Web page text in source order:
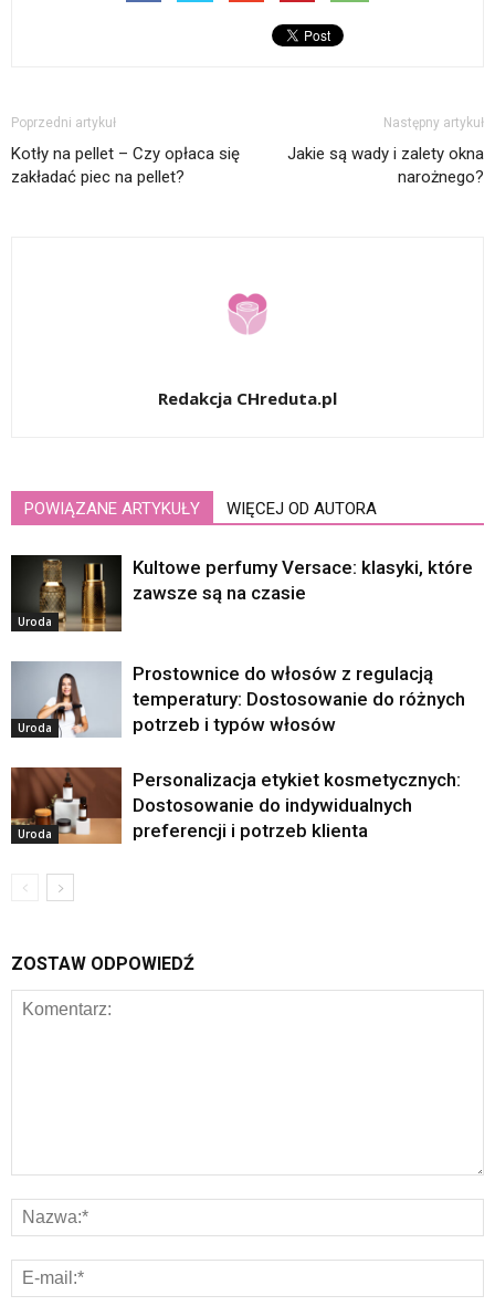
Poprzedni artykuł
Kotły na pellet – Czy opłaca się
zakładać piec na pellet?
Następny artykuł
Jakie są wady i zalety okna
narożnego?
Redakcja CHreduta.pl
POWIĄZANE ARTYKUŁY WIĘCEJ OD AUTORA
Uroda
Kultowe perfumy Versace: klasyki, które
zawsze są na czasie
Uroda
Prostownice do włosów z regulacją
temperatury: Dostosowanie do różnych
potrzeb i typów włosów
Uroda
Personalizacja etykiet kosmetycznych:
Dostosowanie do indywidualnych
preferencji i potrzeb klienta
ZOSTAW ODPOWIEDŹ